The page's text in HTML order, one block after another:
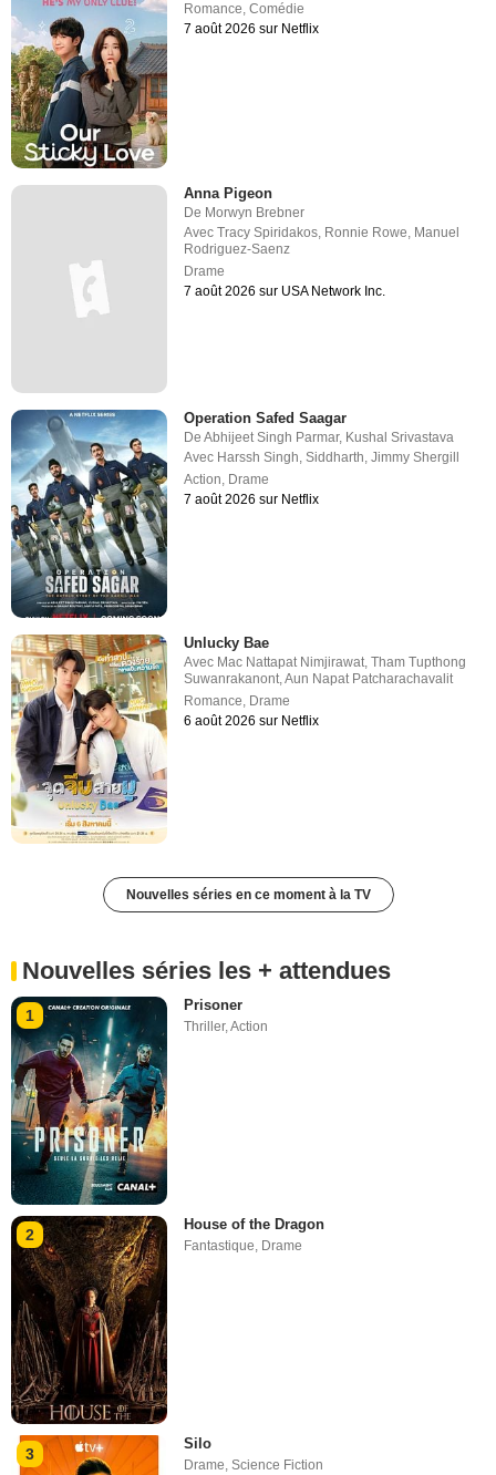
Romance,Comédie
7 août 2026 sur Netflix
Anna Pigeon
De Morwyn Brebner
AvecTracy Spiridakos Ronnie Rowe Manuel
Rodriguez-Saenz
Drame
7 août 2026 sur USA Network Inc.
Operation Safed Saagar
DeAbhijeet Singh Parmar, Kushal Srivastava
Avec Harssh Singh,Siddharth,Jimmy Shergill
Action, Drame
7 août 2026 sur Netflix
Unlucky Bae
Avec Mac Nattapat Nimjirawat,Tham Tupthong
Suwanrakanont,Aun Napat Patcharachavalit
Romance, Drame
6 août 2026 sur Netflix
Nouvelles séries en ce moment à la TV
Nouvelles séries les + attendues
1
Prisoner
Thriller,Action
2
House of the Dragon
Fantastique, Drame
3
Silo
Drame,Science Fiction